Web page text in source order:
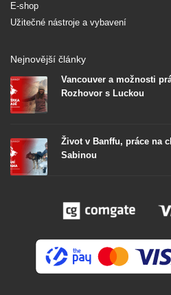
E-shop
Užitečné nástroje a vybavení
Nejnovější články
Vancouver a možnosti
Rozhovor s Luckou
Život v Banffu, práce na
Sabinou